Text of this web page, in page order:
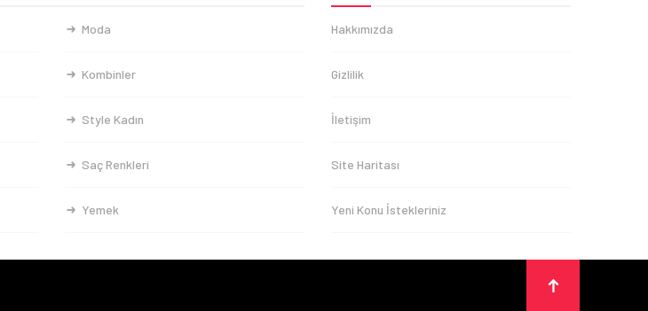
Moda
Kombinler
Style Kadın
Saç Renkleri
Yemek
Hakkımızda
Gizlilik
İletişim
Site Haritası
Yeni Konu İstekleriniz